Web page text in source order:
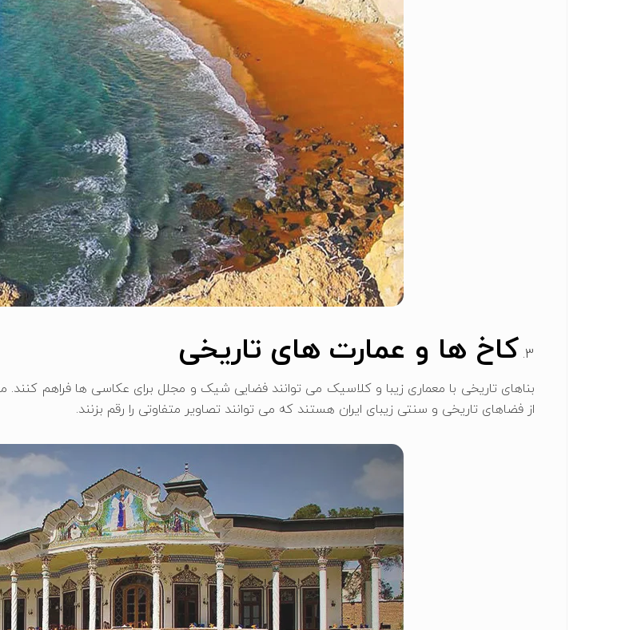
کاخ ‌ها و عمارت ‌های تاریخی
بناهای تاریخی با معماری زیبا و کلاسیک می ‌توانند فضایی شیک و مجلل برای عکاسی ها فراهم کنند.
از فضاهای تاریخی و سنتی زیبای ایران هستند که می توانند تصاویر متفاوتی را رقم بزنند.